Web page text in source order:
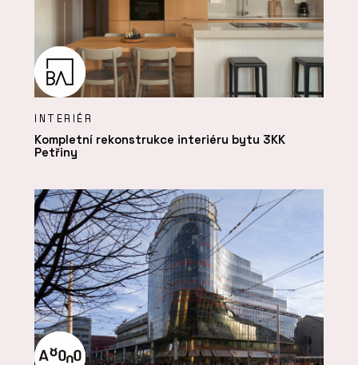
INTERIÉR
Kompletní rekonstrukce interiéru bytu 3KK
Petřiny